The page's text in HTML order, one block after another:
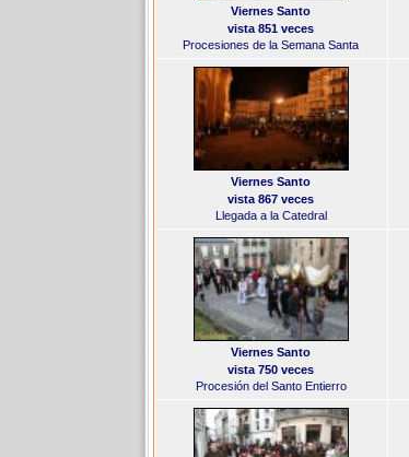
Viernes Santo
vista 851 veces
Procesiones de la Semana Santa
Viernes Santo
vista 867 veces
Llegada a la Catedral
Viernes Santo
vista 750 veces
Procesión del Santo Entierro